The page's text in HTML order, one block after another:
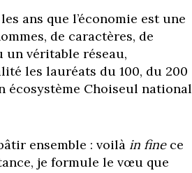
ans que l’économie est une
de caractères, de
un véritable réseau,
les lauréats du 100, du 200
écosystème Choiseul national
ensemble : voilà in finece
je formule le vœu que